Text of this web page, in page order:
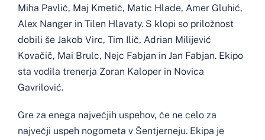
Miha Pavlič, Maj Kmetič, Matic Hlade, Amer Gluhić,
Alex Nanger in Tilen Hlavaty. S klopi so priložnost
dobili še Jakob Virc, Tim Ilič, Adrian Milijević
Kovačič, Mai Brulc, Nejc Fabjan in Jan Fabjan. Ekipo
sta vodila trenerja Zoran Kaloper in Novica
Gavrilović.
Gre za enega največjih uspehov, če ne celo za
največji uspeh nogometa v Šentjerneju. Ekipa je